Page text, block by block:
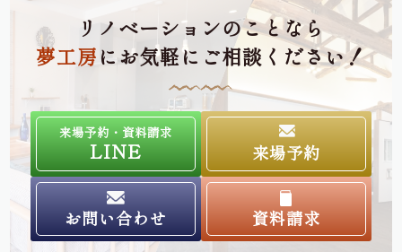
リノベーションのことなら
夢工房にお気軽にご相談ください！
来場予約・資料請求
LINE 来場予約
お問い合わせ 資料請求